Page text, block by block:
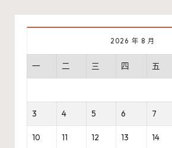
2026 年 8 月
一 二 三 四 五
3 4 5 6 7
10 11 12 13 14